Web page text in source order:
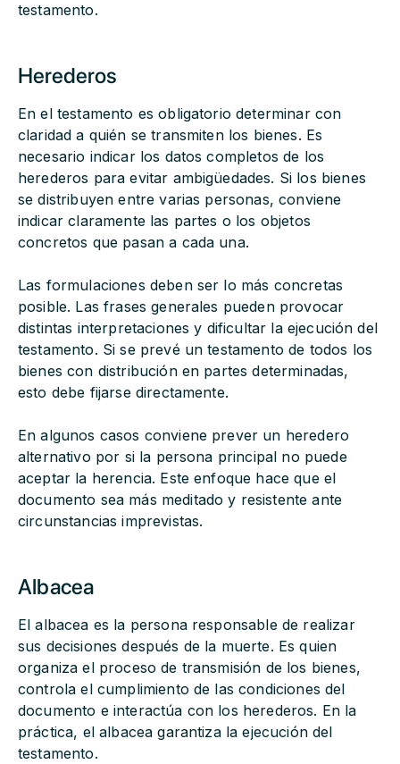
testamento.
Herederos
En el testamento es obligatorio determinar con
claridad a quién se transmiten los bienes. Es
necesario indicar los datos completos de los
herederos para evitar ambigüedades. Si los bienes
se distribuyen entre varias personas, conviene
indicar claramente las partes o los objetos
concretos que pasan a cada una.
Las formulaciones deben ser lo más concretas
posible. Las frases generales pueden provocar
distintas interpretaciones y dificultar la ejecución del
testamento. Si se prevé un testamento de todos los
bienes con distribución en partes determinadas,
esto debe fijarse directamente.
En algunos casos conviene prever un heredero
alternativo por si la persona principal no puede
aceptar la herencia. Este enfoque hace que el
documento sea más meditado y resistente ante
circunstancias imprevistas.
Albacea
El albacea es la persona responsable de realizar
sus decisiones después de la muerte. Es quien
organiza el proceso de transmisión de los bienes,
controla el cumplimiento de las condiciones del
documento e interactúa con los herederos. En la
práctica, el albacea garantiza la ejecución del
testamento.